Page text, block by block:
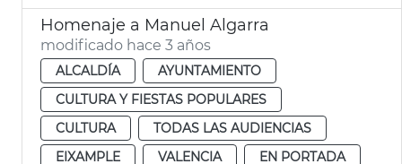
Homenaje a Manuel Algarra
modificado hace 3 años
ALCALDÍA
AYUNTAMIENTO
CULTURA Y FIESTAS POPULARES
CULTURA
TODAS LAS AUDIENCIAS
EIXAMPLE
VALENCIA
EN PORTADA